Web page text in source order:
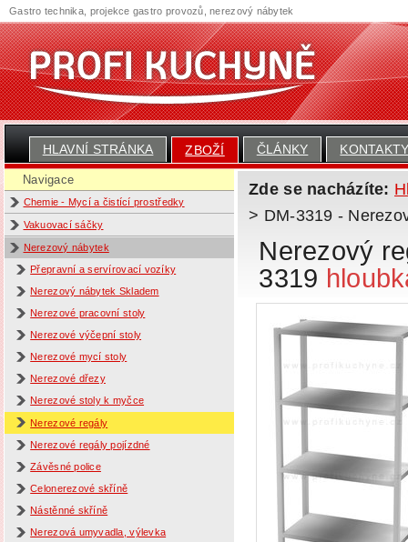
HLAVNÍ STRÁNKA ZBOŽÍ ČLÁNKY
Navigace
Chemie - Mycí a čistící prostředky
Vakuovací sáčky
Nerezový nábytek
Přepravní a servírovací vozíky
Nerezový nábytek Skladem
Nerezové pracovní stoly
Nerezové výčepní stoly
Nerezové mycí stoly
Nerezové dřezy
Nerezové stoly k myčce
Nerezové regály
Nerezové regály pojízdné
Závěsné police
Celonerezové skříně
Nástěnné skříně
Nerezová umyvadla, výlevka
Zde se nacházíte:
> DM-3319 -
Nerezový
3319
Gastro technika, projekce gastro provozů, nerezový nábytek